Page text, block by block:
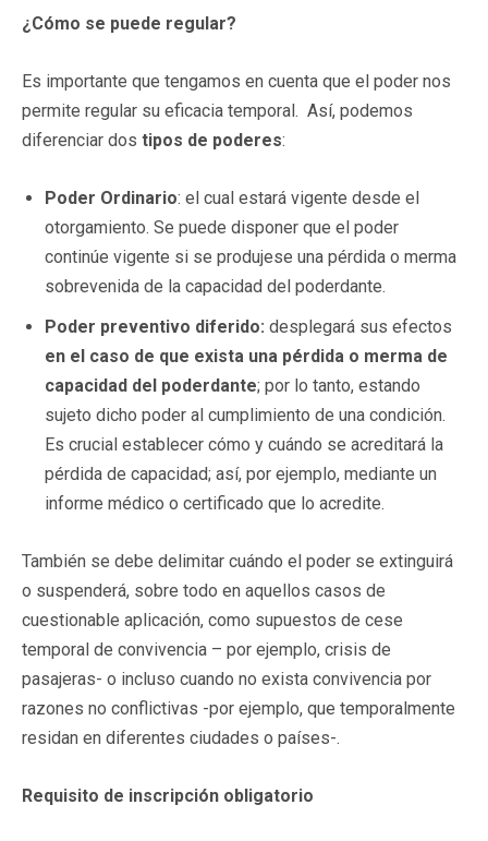
¿Cómo se puede regular?
Es importante que tengamos en cuenta que el poder nos
permite regular su eficacia temporal. Así, podemos
diferenciar dos tipos de poderes:
Poder Ordinario: el cual estará vigente desde el
otorgamiento. Se puede disponer que el poder
continúe vigente si se produjese una pérdida o merma
sobrevenida de la capacidad del poderdante.
Poder preventivo diferido: desplegará sus efectos
en el caso de que exista una pérdida o merma de
capacidad del poderdante; por lo tanto, estando
sujeto dicho poder al cumplimiento de una condición.
Es crucial establecer cómo y cuándo se acreditará la
pérdida de capacidad; así, por ejemplo, mediante un
informe médico o certificado que lo acredite.
También se debe delimitar cuándo el poder se extinguirá
o suspenderá, sobre todo en aquellos casos de
cuestionable aplicación, como supuestos de cese
temporal de convivencia – por ejemplo, crisis de
pasajeras- o incluso cuando no exista convivencia por
razones no conflictivas -por ejemplo, que temporalmente
residan en diferentes ciudades o países-.
Requisito de inscripción obligatorio